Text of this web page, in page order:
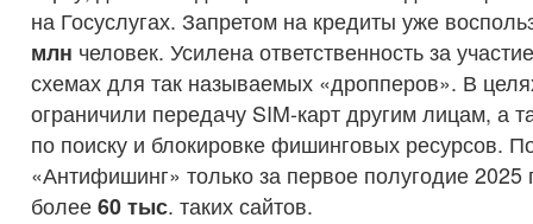
на Госуслугах. Запретом на кредиты уже
млн человек. Усилена ответственность за
схемах для так называемых «дропперов». В
ограничили передачу SIM-карт другим лицам, а
по поиску и блокировке фишинговых ресурсов.
«Антифишинг» только за первое полугодие 2025
более 60 тыс. таких сайтов.